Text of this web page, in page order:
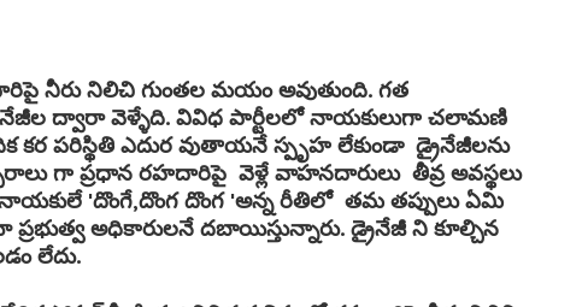
నీరు నిలిచి గుంతల మయం అవుతుంది. గత
ద్వారా వెళ్ళేది. వివిధ పార్టీలలో నాయకులుగా చలామణి
కర పరిస్థితి ఎదుర వుతాయనే స్పృహ లేకుండా డ్రైనేజీలను
గా ప్రధాన రహదారిపై వెళ్లే వాహనదారులు తీవ్ర అవస్థలు
నాయకులే 'దొంగే,దొంగ దొంగ 'అన్న రీతిలో తమ తప్పులు ఏమి
అధికారులనే దబాయిస్తున్నారు. డ్రైనేజీ ని కూల్చిన
లేదు.